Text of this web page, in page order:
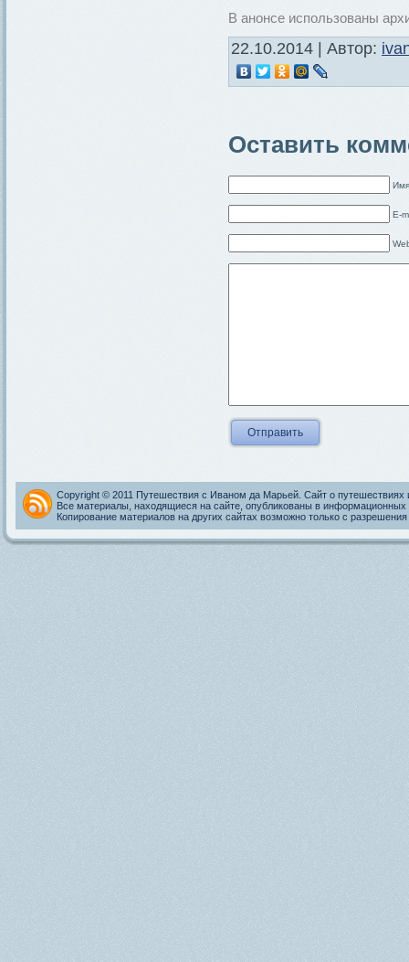
В анонсе использованы
22.10.2014 | Автор:
Оставить
E-
Copyright © 2011 Путешествия с Иваном да Марьей. Сайт о путешествиях
Все материалы, находящиеся на сайте, опубликованы в информационных
Копирование материалов на других сайтах возможно только с разрешения